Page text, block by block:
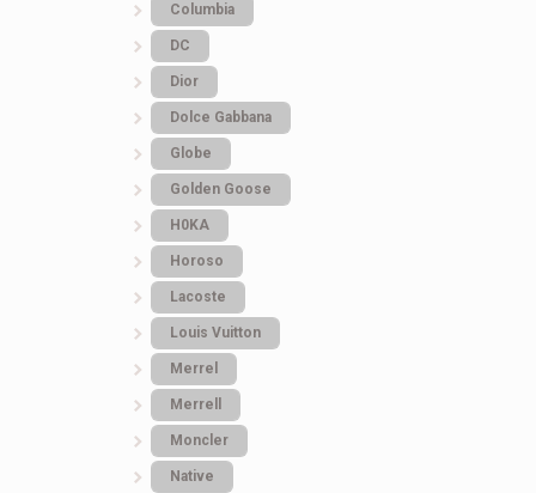
Columbia
DC
Dior
Dolce Gabbana
Globe
Golden Goose
H0KA
Horoso
Lacoste
Louis Vuitton
Merrel
Merrell
Moncler
Native